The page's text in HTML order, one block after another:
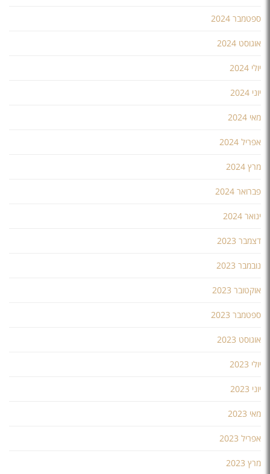
ספטמבר 2024
אוגוסט 2024
יולי 2024
יוני 2024
מאי 2024
אפריל 2024
מרץ 2024
פברואר 2024
ינואר 2024
דצמבר 2023
נובמבר 2023
אוקטובר 2023
ספטמבר 2023
אוגוסט 2023
יולי 2023
יוני 2023
מאי 2023
אפריל 2023
מרץ 2023